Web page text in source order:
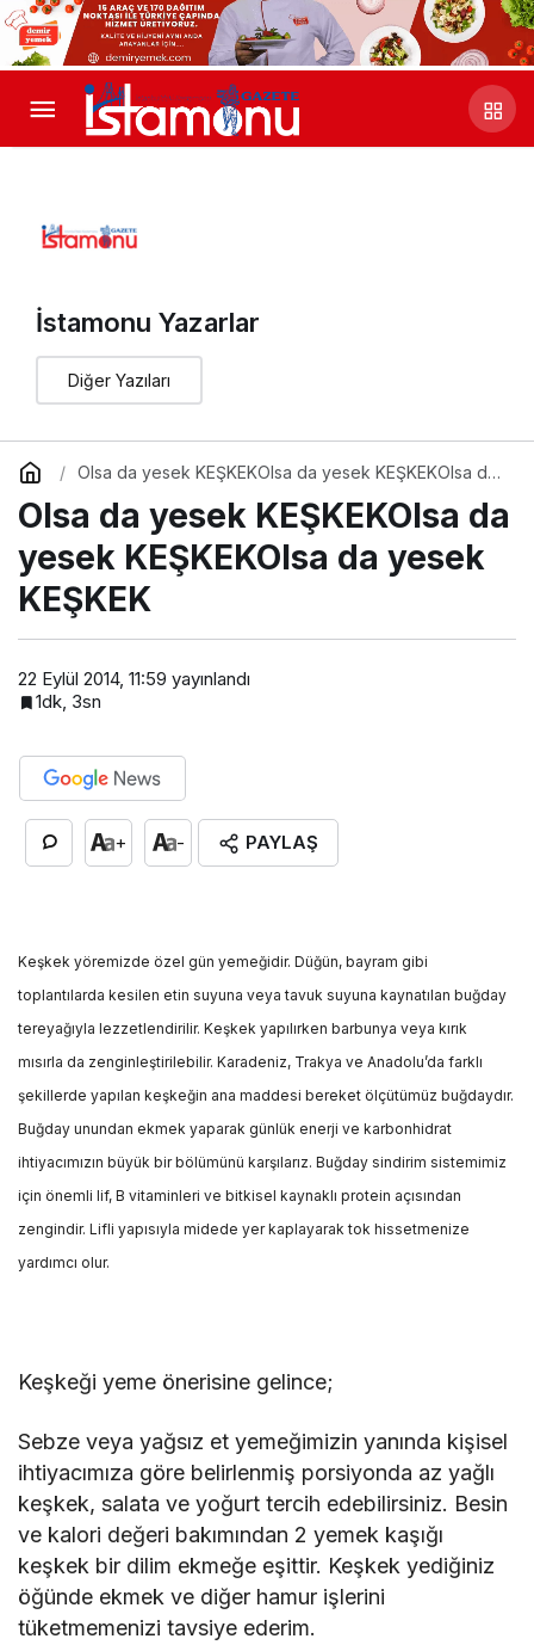
İstamonu Yazarlar
Diğer Yazıları
Olsa da yesek KEŞKEKOlsa da yesek KEŞKEKOlsa da
Olsa da yesek KEŞKEKOlsa da
yesek KEŞKEKOlsa da yesek
KEŞKEK
22 Eylül 2014, 11:59 yayınlandı
1dk, 3sn
+ - PAYLAŞ
Keşkek yöremizde özel gün yemeğidir. Düğün, bayram gibi
toplantılarda kesilen etin suyuna veya tavuk suyuna kaynatılan buğday
tereyağıyla lezzetlendirilir. Keşkek yapılırken barbunya veya kırık
mısırla da zenginleştirilebilir. Karadeniz, Trakya ve Anadolu’da farklı
şekillerde yapılan keşkeğin ana maddesi bereket ölçütümüz buğdaydır.
Buğday unundan ekmek yaparak günlük enerji ve karbonhidrat
ihtiyacımızın büyük bir bölümünü karşılarız. Buğday sindirim sistemimiz
için önemli lif, B vitaminleri ve bitkisel kaynaklı protein açısından
zengindir. Lifli yapısıyla midede yer kaplayarak tok hissetmenize
yardımcı olur.
Keşkeği yeme önerisine gelince;
Sebze veya yağsız et yemeğimizin yanında kişisel
ihtiyacımıza göre belirlenmiş porsiyonda az yağlı
keşkek, salata ve yoğurt tercih edebilirsiniz. Besin
ve kalori değeri bakımından 2 yemek kaşığı
keşkek bir dilim ekmeğe eşittir. Keşkek yediğiniz
öğünde ekmek ve diğer hamur işlerini
tüketmemenizi tavsiye ederim.